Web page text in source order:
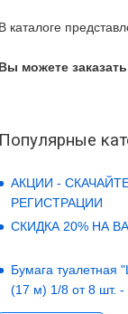
В каталоге
Вы можете
Популярные
АКЦИИ -
РЕГИСТРАЦИИ
СКИДКА 20% НА
Бумага туалетная
(17 м) 1/8 от 8 шт. -